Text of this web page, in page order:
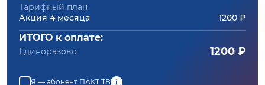
Тарифный план
Акция 4 месяца
1200 ₽
ИТОГО к оплате:
Единоразово 1200 ₽
Я — абонент ПАКТ ТВ